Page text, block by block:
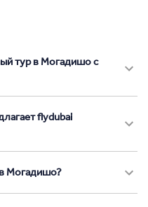
тур в Могадишо с
flydubai
Могадишо?